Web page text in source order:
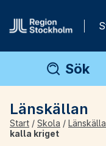
Sök
Länskällan
Start / Skola /
kalla kriget